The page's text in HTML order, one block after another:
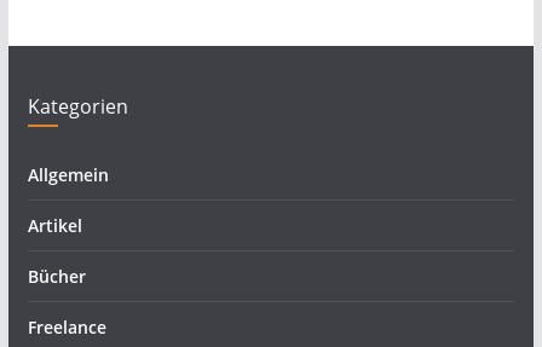
Kategorien
Allgemein
Artikel
Bücher
Freelance